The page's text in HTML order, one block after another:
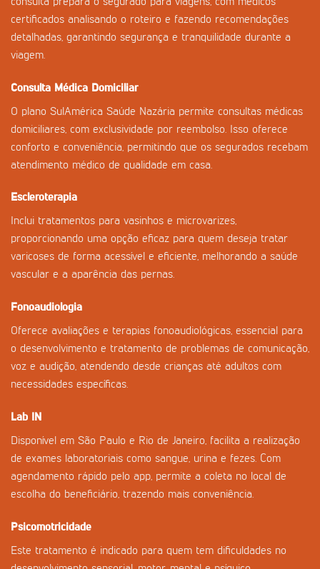
certificados analisando o roteiro e fazendo recomendações
detalhadas, garantindo segurança e tranquilidade durante a
viagem.
Consulta Médica Domiciliar
O plano SulAmérica Saúde Nazária permite consultas médicas
domiciliares, com exclusividade por reembolso. Isso oferece
conforto e conveniência, permitindo que os segurados recebam
atendimento médico de qualidade em casa.
Escleroterapia
Inclui tratamentos para vasinhos e microvarizes,
proporcionando uma opção eficaz para quem deseja tratar
varicoses de forma acessível e eficiente, melhorando a saúde
vascular e a aparência das pernas.
Fonoaudiologia
Oferece avaliações e terapias fonoaudiológicas, essencial para
o desenvolvimento e tratamento de problemas de comunicação,
voz e audição, atendendo desde crianças até adultos com
necessidades específicas.
Lab IN
Disponível em São Paulo e Rio de Janeiro, facilita a realização
de exames laboratoriais como sangue, urina e fezes. Com
agendamento rápido pelo app, permite a coleta no local de
escolha do beneficiário, trazendo mais conveniência.
Psicomotricidade
Este tratamento é indicado para quem tem dificuldades no